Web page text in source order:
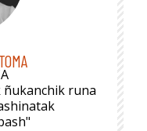
ñukanchik runa